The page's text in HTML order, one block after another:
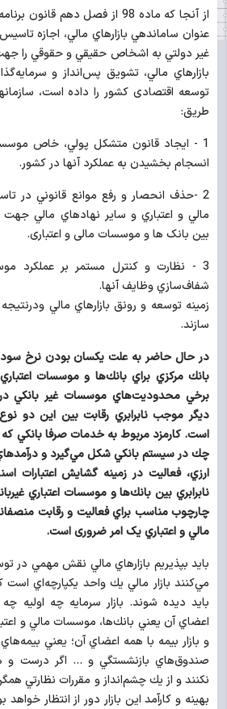
از آنجا كه ماده 98 از فصل دهم
عنوان ساماندهي بازارهاي مالي، اجازه
غير دولتي به اشخاص حقيقي و حقوقي را جهت
بازارهاي مالي، تشويق پس‌انداز و
توسعه اقتصادی کشور را داده است،
طریق:
1 - ايجاد قانون متشكل پولي، خاص
انسجام بخشيدن به عملكرد آنها در کشور.
2 -حذف انحصار و رفع موانع قانوني
مالي و اعتباري و ساير نهادهاي مالي جهت
بین بانک ها و موسسات مالی و اعتباری.
3 - نظارت و كنترل مستمر بر عملكرد
شفاف‌سازي وظايف آنها.
زمينه توسعه و رونق بازارهاي مالي
سازند.
در حال حاضر به علت يكسان بودن نرخ
بانك مركزي براي بانك‌ها و موسسات
برخي محدوديت‌هاي موسسات غير بانكي
ديگر موجب نابرابري رقابت بين اين دو
است. كارمزد مربوط به خدمات صرفا بانكي كه
چك در سيستم بانكي شكل مي‌گيرد و
ارزي، فعاليت در زمينه گشايش
نابرابري بين بانك‌ها و موسسات اعتباري
چارچوب مناسب براي فعاليت و رقابت
مالي و اعتباري یک امر ضروری است.
بايد بپذيريم بازارهاي مالي نقش مهمي در
مي‌كنند بازار مالي يك واحد يكپارچه‌اي است
بايد ديده شوند. بازار سرمايه چه اوليه چه
اعضاي آن يعني بانك‌ها، موسسات مالي و
و بازار بيمه با همه اعضاي آن؛ يعني بيمه‌هاي
صندوق‌هاي بازنشستگي و ... اگر درست و
نكنند و از يك چشم‌انداز و مقررات نظارتي
بهينه و كارآمد اين بازار دور از انتظار خواهد